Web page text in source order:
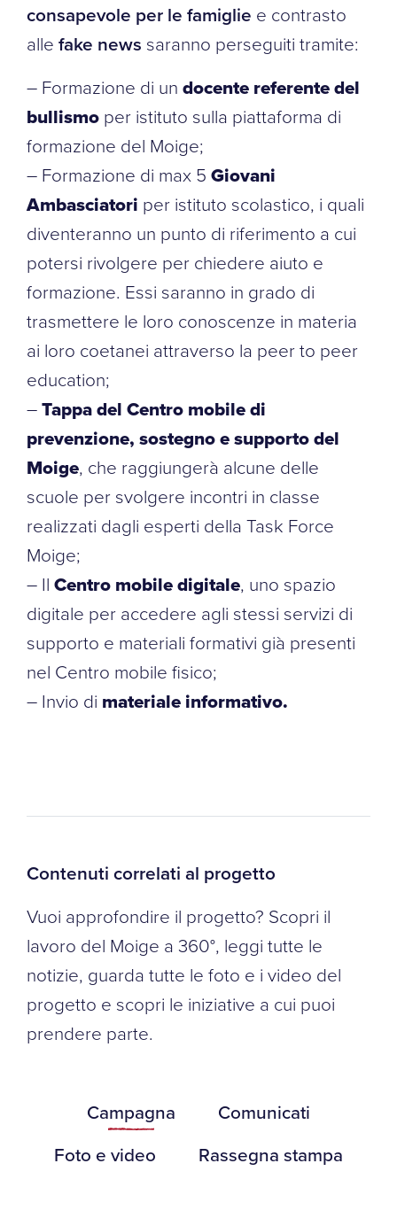
consapevole per le famiglie e contrasto
alle fake news saranno perseguiti tramite:
– Formazione di un docente referente del
bullismo per istituto sulla piattaforma di
formazione del Moige;
– Formazione di max 5 Giovani
Ambasciatori per istituto scolastico, i quali
diventeranno un punto di riferimento a cui
potersi rivolgere per chiedere aiuto e
formazione. Essi saranno in grado di
trasmettere le loro conoscenze in materia
ai loro coetanei attraverso la peer to peer
education;
–Tappa del Centro mobile di
prevenzione, sostegno e supporto del
Moige, che raggiungerà alcune delle
scuole per svolgere incontri in classe
realizzati dagli esperti della Task Force
Moige;
– Il Centro mobile digitale, uno spazio
digitale per accedere agli stessi servizi di
supporto e materiali formativi già presenti
nel Centro mobile fisico;
– Invio di materiale informativo.
Contenuti correlati al progetto
Vuoi approfondire il progetto? Scopri il
lavoro del Moige a 360°, leggi tutte le
notizie, guarda tutte le foto e i video del
progetto e scopri le iniziative a cui puoi
prendere parte.
Campagna
Comunicati
Foto e video
Rassegna stampa